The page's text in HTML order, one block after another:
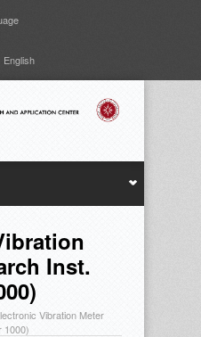
English
Inst.
Vibration Meter
1000)